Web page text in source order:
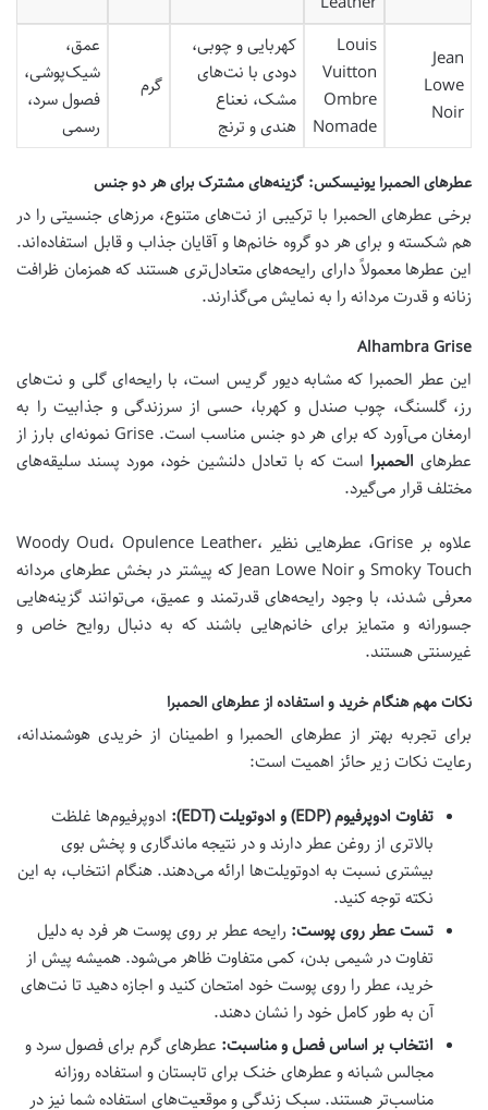
Jean
Lowe
Noir
Louis
Vuitton
Ombre
Nomade
کهربایی و چوبی،
دودی با نت‌های
مشک، نعناع
هندی و ترنج
گرم
عمق،
شیک‌پوشی،
فصول سرد،
رسمی
عطرهای الحمبرا یونیسکس: گزینه‌های مشترک برای هر دو جنس
برخی عطرهای الحمبرا با ترکیبی از نت‌های متنوع، مرزهای جنسیتی را در
هم شکسته و برای هر دو گروه خانم‌ها و آقایان جذاب و قابل استفاده‌اند.
این عطرها معمولاً دارای رایحه‌های متعادل‌تری هستند که همزمان ظرافت
زنانه و قدرت مردانه را به نمایش می‌گذارند.
Alhambra Grise
این عطر الحمبرا که مشابه دیور گریس است، با رایحه‌ای گلی و نت‌های
رز، گلسنگ، چوب صندل و کهربا، حسی از سرزندگی و جذابیت را به
ارمغان می‌آورد که برای هر دو جنس مناسب است. Grise نمونه‌ای بارز از
عطرهای الحمبرا است که با تعادل دلنشین خود، مورد پسند سلیقه‌های
مختلف قرار می‌گیرد.
علاوه بر Grise، عطرهایی نظیر Woody Oud، Opulence Leather،
Smoky Touch و Jean Lowe Noir که پیشتر در بخش عطرهای مردانه
معرفی شدند، با وجود رایحه‌های قدرتمند و عمیق، می‌توانند گزینه‌هایی
جسورانه و متمایز برای خانم‌هایی باشند که به دنبال روایح خاص و
غیرسنتی هستند.
نکات مهم هنگام خرید و استفاده از عطرهای الحمبرا
برای تجربه بهتر از عطرهای الحمبرا و اطمینان از خریدی هوشمندانه،
رعایت نکات زیر حائز اهمیت است:
تفاوت ادوپرفیوم (EDP) و ادوتویلت (EDT):
ادوپرفیوم‌ها غلظت
بالاتری از روغن عطر دارند و در نتیجه ماندگاری و پخش بوی
بیشتری نسبت به ادوتویلت‌ها ارائه می‌دهند. هنگام انتخاب، به این
نکته توجه کنید.
تست عطر روی پوست: رایحه عطر بر روی پوست هر فرد به دلیل
تفاوت در شیمی بدن، کمی متفاوت ظاهر می‌شود. همیشه پیش از
خرید، عطر را روی پوست خود امتحان کنید و اجازه دهید تا نت‌های
آن به طور کامل خود را نشان دهند.
انتخاب بر اساس فصل و مناسبت: عطرهای گرم برای فصول سرد و
مجالس شبانه و عطرهای خنک برای تابستان و استفاده روزانه
مناسب‌تر هستند. سبک زندگی و موقعیت‌های استفاده شما نیز در